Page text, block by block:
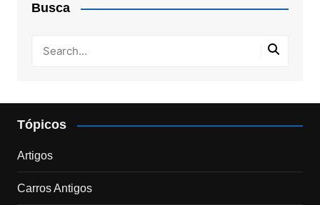
Busca
Tópicos
Artigos
Carros Antigos